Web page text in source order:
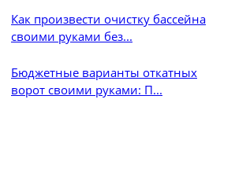
Как произвести очистку бассейна
своими руками без...
Бюджетные варианты откатных
ворот своими руками: П...